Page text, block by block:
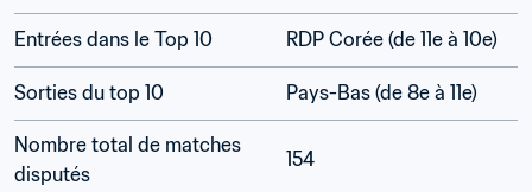
Entrées dans le Top 10 RDP Corée (de 11e à 10e)
Sorties du top 10 Pays-Bas (de 8e à 11e)
Nombre total de matches
disputés
154